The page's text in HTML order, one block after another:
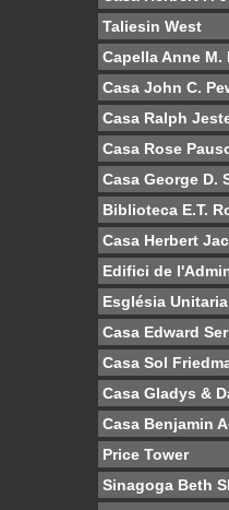
Taliesin West
Capella Anne
Casa John C.
Casa Ralph
Casa Rose
Casa George D.
Biblioteca E.T.
Casa Herbert
Edifici de
Església Unitaria
Casa Edward
Casa Sol
Casa Gladys &
Casa Benjamin
Price Tower
Sinagoga Beth